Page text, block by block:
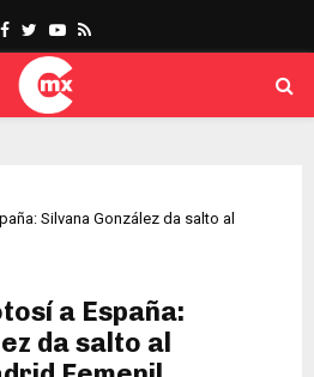
Facebook
Twitter
Youtube
Rss
Silvana González da salto al
a España:
da salto al